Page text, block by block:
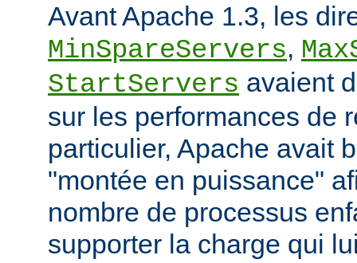
Avant Apache 1.3, les
MinSpareServers,
StartServers avaient
sur les performances de
particulier, Apache avait
"montée en puissance"
nombre de processus
supporter la charge qui